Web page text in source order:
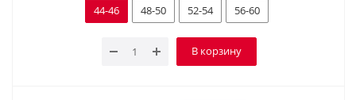
44-46 48-50 52-54 56-60
В корзину